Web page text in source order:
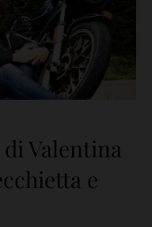
Valentina
e